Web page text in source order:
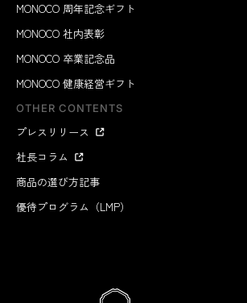
MONOCO 周年記念ギフト
MONOCO 社内表彰
MONOCO 卒業記念品
MONOCO 健康経営ギフト
OTHER CONTENTS
プレスリリース
社長コラム
商品の選び方記事
優待プログラム（LMP）